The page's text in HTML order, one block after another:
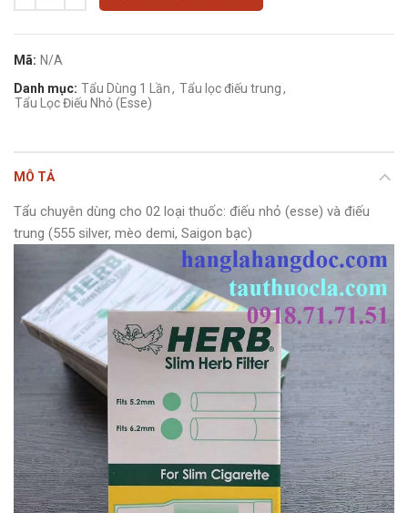
Mã: N/A
Danh mục: Tẩu Dùng 1 Lần, Tẩu lọc điếu trung,
Tẩu Lọc Điếu Nhỏ (Esse)
MÔ TẢ
Tẩu chuyên dùng cho 02 loại thuốc: điếu nhỏ (esse) và điếu
trung (555 silver, mèo demi, Saigon bạc)